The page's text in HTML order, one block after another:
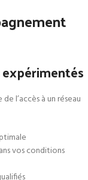
l’accès à un réseau
vos conditions